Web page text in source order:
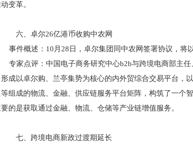
变革。
六、卓尔26亿港币收购中农网
事件概述：10月28日，卓尔集团同中农网签署协议，将
专家点评：中国电子商务研究中心b2b与跨境电商部主
形成以卓尔购、兰亭集势为核心的内外贸综合交易平台，
组成的物流、金融、供应链服务平台矩阵，构筑了一个
的是获取通过金融、物流、仓储等产业链增值服务。
七、跨境电商新政过渡期延长